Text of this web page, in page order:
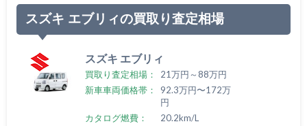
スズキ エブリィの買取り査定相場
スズキ エブリィ
買取り査定相場：
21万円～88万円
新車車両価格帯：
92.3万円〜172万
円
カタログ燃費：
20.2km/L